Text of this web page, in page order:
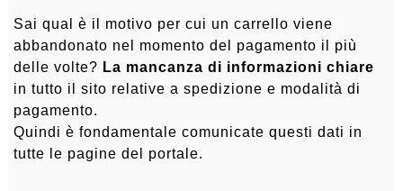
Sai qual è il motivo per cui un carrello viene
abbandonato nel momento del pagamento il più
delle volte? La mancanza di informazioni chiare
in tutto il sito relative a spedizione e modalità di
pagamento.
Quindi è fondamentale comunicate questi dati in
tutte le pagine del portale.